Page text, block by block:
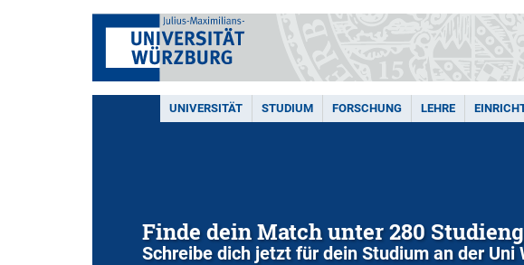
UNIVERSITÄT STUDIUM FORSCHUNG LEHRE
Finde dein Match unter 280
Schreibe dich jetzt für dein Studium an der Uni